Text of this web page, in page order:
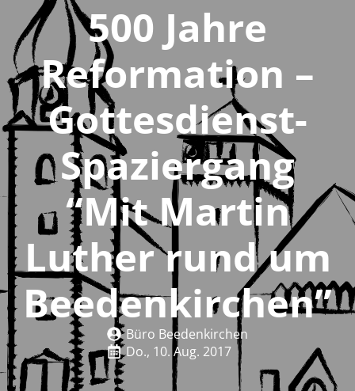
500 Jahre
Reformation –
Gottesdienst-
Spaziergang
“Mit Martin
Luther rund um
Beedenkirchen”
Büro Beedenkirchen
Do., 10. Aug. 2017